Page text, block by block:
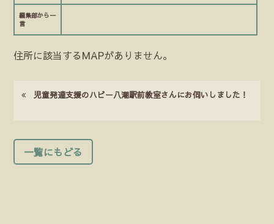
編集部から一
言
住所に該当するMAPがありません。
児童発達支援のハビー八潮駅前教室さんにお伺いしました！
一覧にもどる